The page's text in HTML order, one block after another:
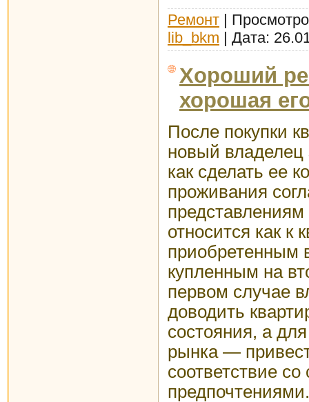
Ремонт |
lib_bkm | Дата:
Хороший
хорошая
После покупки
новый владелец
как сделать ее
проживания
относится как к
приобретенным
купленным на
первом случае
доводить
состояния, а
рынка —
соответствие
предпочтениями.